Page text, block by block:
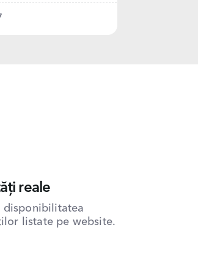
reale
disponibilitatea
listate pe website.